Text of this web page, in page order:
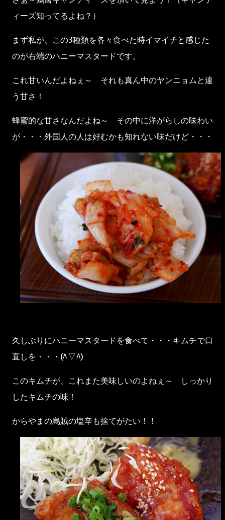
ィーズ知ってるよね？）
まず私が、この3種類を各々食べた時イマイチと感じた
のが右端のハニーマスタードです。
これ甘いんだよねぇ～ それも真ん中のヤンニョムと違
う甘さ！
蜂蜜的な甘さなんだよね～ その中に洋がらしの味わい
が・・・外国人の人は好むかも知れない味だけど・・・
久しぶりにハニーマスタードを食べて・・・キムチで口
直しを・・・(^▽^)
このキムチが、これまた美味しいのよねぇ～ しっかり
したキムチの味！
からやまの烏賊の塩辛も捨てがたい！！